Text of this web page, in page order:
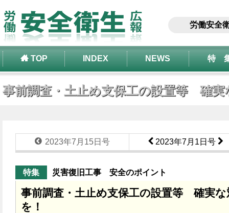
労働安全
TOP INDEX NEWS 特
事前調査・土止め支保工の設置等 確実
2023年7月15日号 2023年7月1日号
特集 災害復旧工事 安全のポイント
事前調査・土止め支保工の設置等 確実な
を！